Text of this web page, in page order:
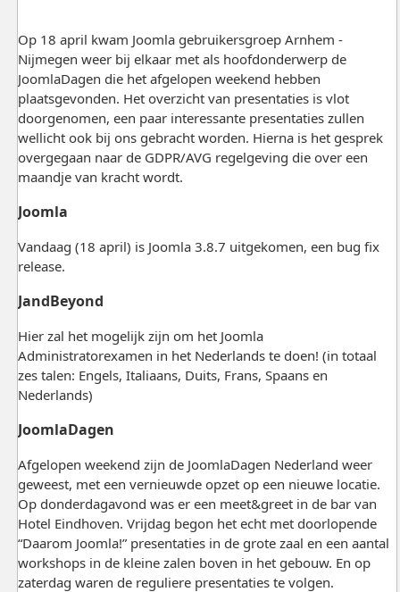
Op 18 april kwam Joomla gebruikersgroep Arnhem -
Nijmegen weer bij elkaar met als hoofdonderwerp de
JoomlaDagen die het afgelopen weekend hebben
plaatsgevonden. Het overzicht van presentaties is vlot
doorgenomen, een paar interessante presentaties zullen
wellicht ook bij ons gebracht worden. Hierna is het gesprek
overgegaan naar de GDPR/AVG regelgeving die over een
maandje van kracht wordt.
Joomla
Vandaag (18 april) is Joomla 3.8.7 uitgekomen, een bug fix
release.
JandBeyond
Hier zal het mogelijk zijn om het Joomla
Administratorexamen in het Nederlands te doen! (in totaal
zes talen: Engels, Italiaans, Duits, Frans, Spaans en
Nederlands)
JoomlaDagen
Afgelopen weekend zijn de JoomlaDagen Nederland weer
geweest, met een vernieuwde opzet op een nieuwe locatie.
Op donderdagavond was er een meet&greet in de bar van
Hotel Eindhoven. Vrijdag begon het echt met doorlopende
“Daarom Joomla!” presentaties in de grote zaal en een aantal
workshops in de kleine zalen boven in het gebouw. En op
zaterdag waren de reguliere presentaties te volgen.